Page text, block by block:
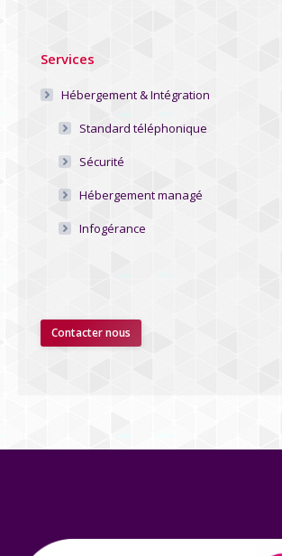
Services
Hébergement & Intégration
Standard téléphonique
Sécurité
Hébergement managé
Infogérance
Contacter nous